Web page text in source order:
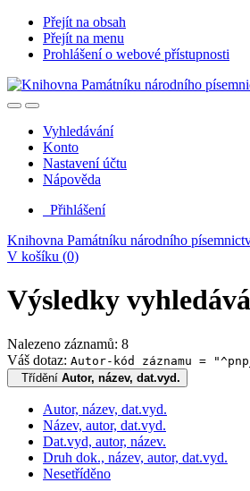
Přejít na obsah
Přejít na menu
Prohlášení o webové přístupnosti
Vyhledávání
Konto
Nastavení účtu
Nápověda
Přihlášení
Knihovna Památníku národního
V košíku (0)
Výsledky
Nalezeno záznamů: 8
Váš dotaz: Autor-kód záznamu =
Třídění Autor, název, dat.vyd.
Autor, název, dat.vyd.
Název, autor, dat.vyd.
Dat.vyd, autor, název.
Druh dok., název, autor, dat.vyd.
Nesetříděno